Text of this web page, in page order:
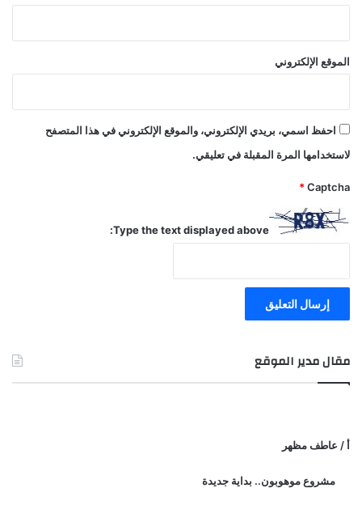
الموقع الإلكتروني
احفظ اسمي، بريدي الإلكتروني، والموقع الإلكتروني في هذا المتصفح
لاستخدامها المرة المقبلة في تعليقي.
Captcha
*
Type the text displayed above:
مقال مدير الموقع
أ / عاطف مظهر
مشروع موهوبون.. بداية جديدة